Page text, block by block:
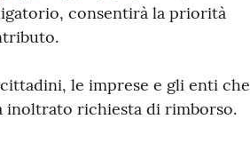
consentirà la priorità
le imprese e gli enti che
inoltrato richiesta di rimborso.